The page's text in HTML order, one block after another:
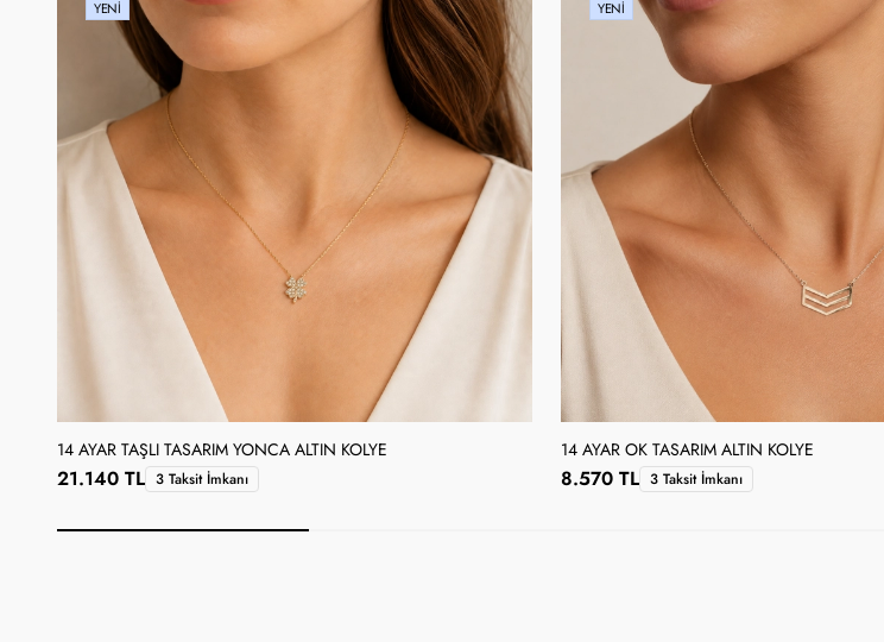
YENI
14 AYAR TAŞLI TASARIM YONCA ALTIN KOLYE
21.140 TL 3 Taksit İmkanı
YENI
14 AYAR OK TASARIM ALTIN KOLYE
8.570 TL 3 Taksit İmkanı